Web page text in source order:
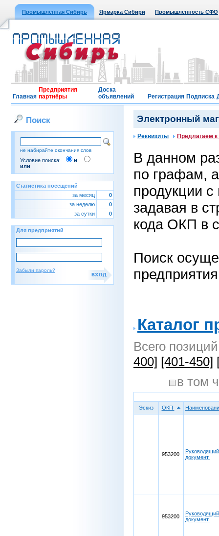
Промышленная Сибирь Ярмарка Сибири Промышленность СФО
Главная
Предприятия
партнёры
Доска
объявлений
Регистрация Подписка
Поиск
не набирайте окончания слов
Условие поиска:
и
или
Статистика посещений
за месяц
0
за неделю
0
за сутки
0
Для предприятий
Забыли пароль?
Электронный
Реквизиты Предлагаем
В данном
по графам,
продукции
задавая в
кода ОКП в
Поиск
Каталог
Всего
400] [401-450]
в
Эскиз ОКП
953200
Руководящий
документ
953200
Руководящий
документ